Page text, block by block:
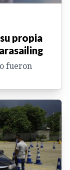
propia
fueron